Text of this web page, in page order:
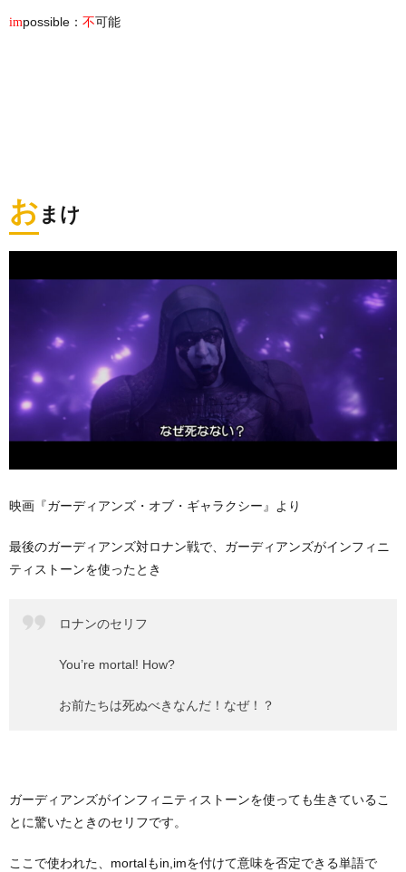
impossible： 不可能
お まけ
映画『ガーディアンズ・オブ・ギャラクシー』より
最後のガーディアンズ対ロナン戦で、ガーディアンズがインフィニ
ティストーンを使ったとき
ロナンのセリフ
You’re mortal! How?
お前たちは死ぬべきなんだ！なぜ！？
ガーディアンズがインフィニティストーンを使っても生きているこ
とに驚いたときのセリフです。
ここで使われた、mortalもin,imを付けて意味を否定できる単語で